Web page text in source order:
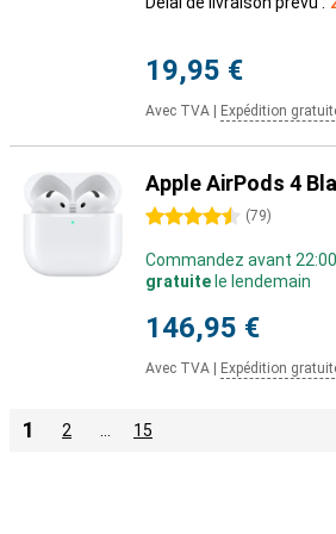
19,95 €
Avec TVA Expédition
Apple AirPods 4
4.5 étoiles (79)
Commandez avant
gratuite le lendemain
146,95 €
Avec TVA Expédition
1 2 15